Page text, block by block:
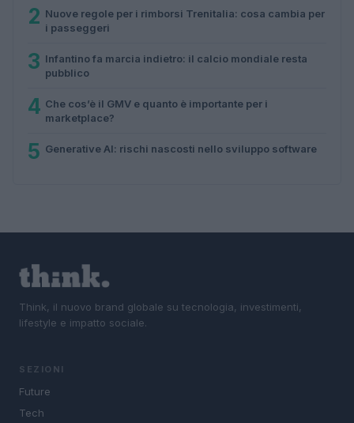
2 Nuove regole per i rimborsi Trenitalia: cosa cambia per
i passeggeri
3 Infantino fa marcia indietro: il calcio mondiale resta
pubblico
4 Che cos’è il GMV e quanto è importante per i
marketplace?
5 Generative AI: rischi nascosti nello sviluppo software
Think, il nuovo brand globale su tecnologia, investimenti,
lifestyle e impatto sociale.
SEZIONI
Future
Tech